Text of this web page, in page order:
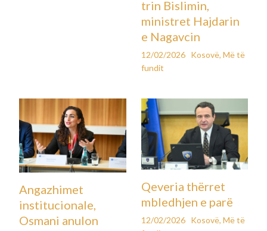
trin Bislimin,
ministret Hajdarin
e Nagavcin
12/02/2026 Kosovë, Më të
fundit
Angazhimet
institucionale,
Osmani anulon
Qeveria thërret
mbledhjen e parë
12/02/2026 Kosovë, Më të